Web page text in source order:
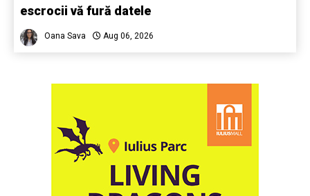
escrocii vă fură datele
Oana Sava Aug 06, 2026